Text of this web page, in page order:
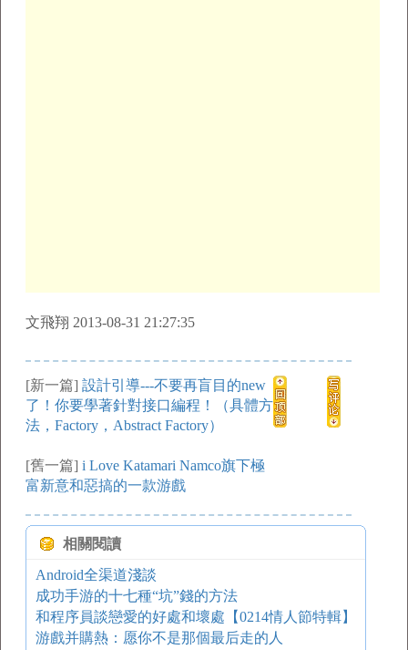
文飛翔 2013-08-31 21:27:35
[新一篇] 設計引導---不要再盲目的new
了！你要學著針對接口編程！（具體方
法，Factory，Abstract Factory）
[舊一篇] i Love Katamari Namco旗下極
富新意和惡搞的一款游戲
相關閱讀
Android全渠道淺談
成功手游的十七種“坑”錢的方法
和程序員談戀愛的好處和壞處【0214情人節特輯】
游戲并購熱：愿你不是那個最后走的人